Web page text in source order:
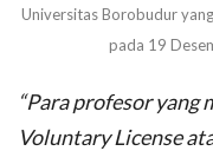
Universitas Borobudur
pada 19
“Para profesor yang
Voluntary License